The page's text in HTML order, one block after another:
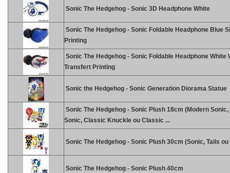
Sonic The Hedgehog - Sonic 3D Headphone White
Sonic The Hedgehog - Sonic Foldable Headphone Blue
Printing
Sonic The Hedgehog - Sonic Foldable Headphone White
Transfert Printing
Sonic the Hedgehog - Sonic Generation Diorama Statue
Sonic The Hedgehog - Sonic Plush 18cm (Modern
Sonic, Classic Knuckle ou Classic ...
Sonic The Hedgehog - Sonic Plush 30cm (Sonic, Tails ou
Sonic The Hedgehog - Sonic Plush 40cm